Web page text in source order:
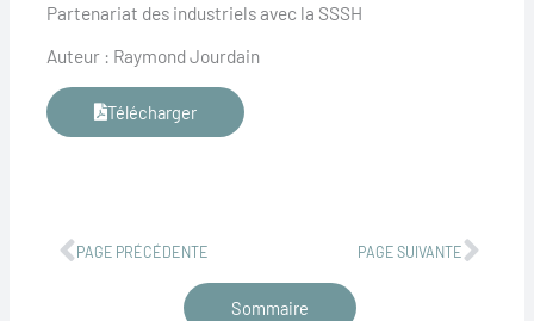
Partenariat des industriels avec la SSSH
Auteur : Raymond Jourdain
Télécharger
PAGE PRÉCÉDENTE PAGE SUIVANTE
Sommaire